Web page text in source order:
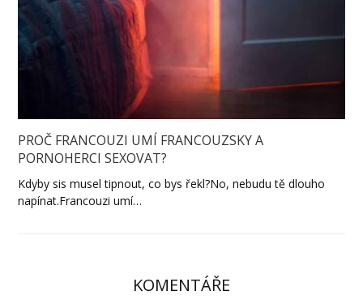
PROČ FRANCOUZI UMÍ FRANCOUZSKY A
PORNOHERCI SEXOVAT?
Kdyby sis musel tipnout, co bys řekl?No, nebudu tě dlouho
napínat.Francouzi umí…
KOMENTÁŘE